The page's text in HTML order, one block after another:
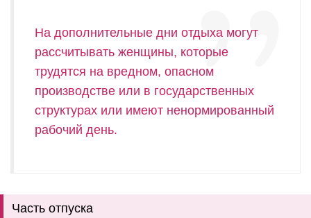
На дополнительные дни отдыха могут
рассчитывать женщины, которые
трудятся на вредном, опасном
производстве или в государственных
структурах или имеют ненормированный
рабочий день.
Часть отпуска